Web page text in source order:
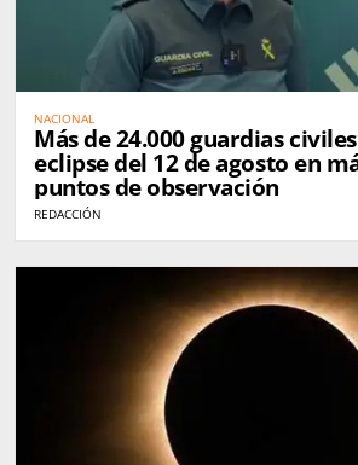
NACIONAL
Más de 24.000 guardias
eclipse del 12 de agosto en
puntos de observación
REDACCIÓN